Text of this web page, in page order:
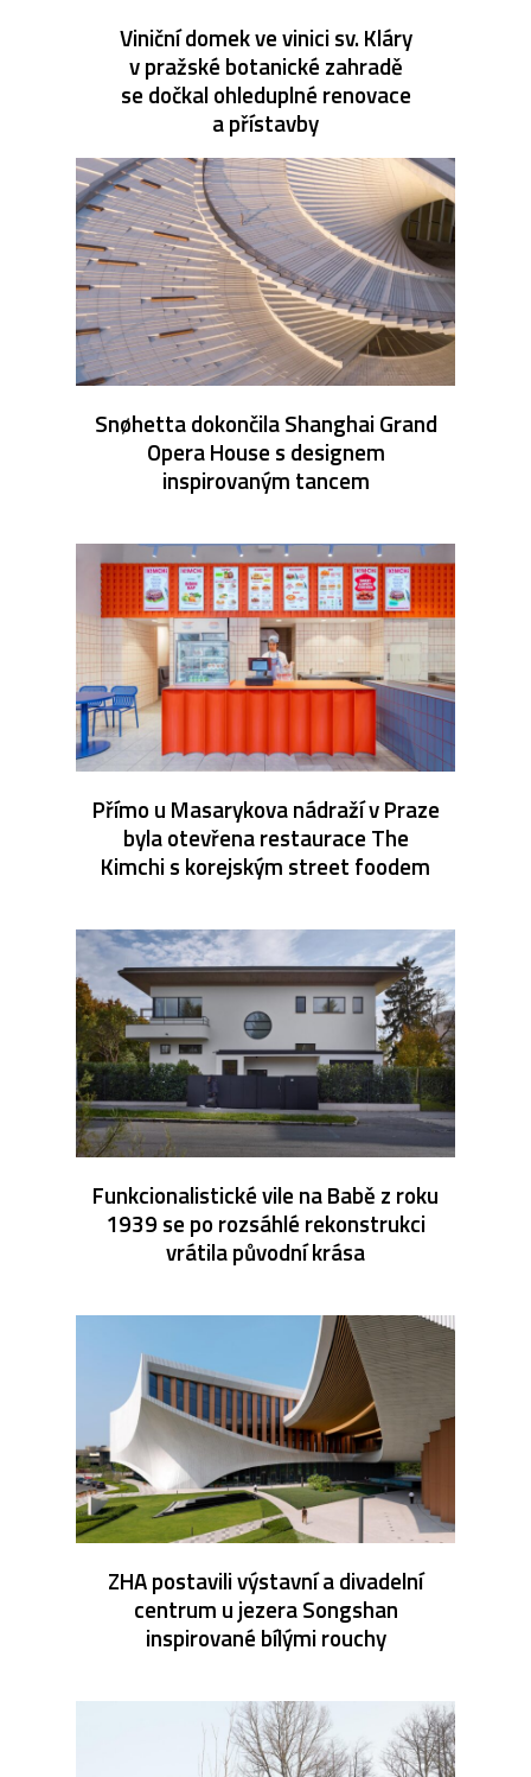
Viniční domek ve vinici sv. Kláry
v pražské botanické zahradě
se dočkal ohleduplné renovace
a přístavby
Snøhetta dokončila Shanghai Grand
Opera House s designem
inspirovaným tancem
Přímo u Masarykova nádraží v Praze
byla otevřena restaurace The
Kimchi s korejským street foodem
Funkcionalistické vile na Babě z roku
1939 se po rozsáhlé rekonstrukci
vrátila původní krása
ZHA postavili výstavní a divadelní
centrum u jezera Songshan
inspirované bílými rouchy